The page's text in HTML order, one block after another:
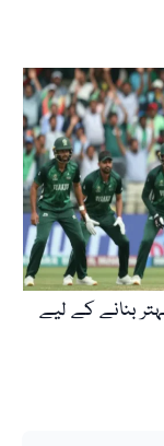
بنانے کے لیے